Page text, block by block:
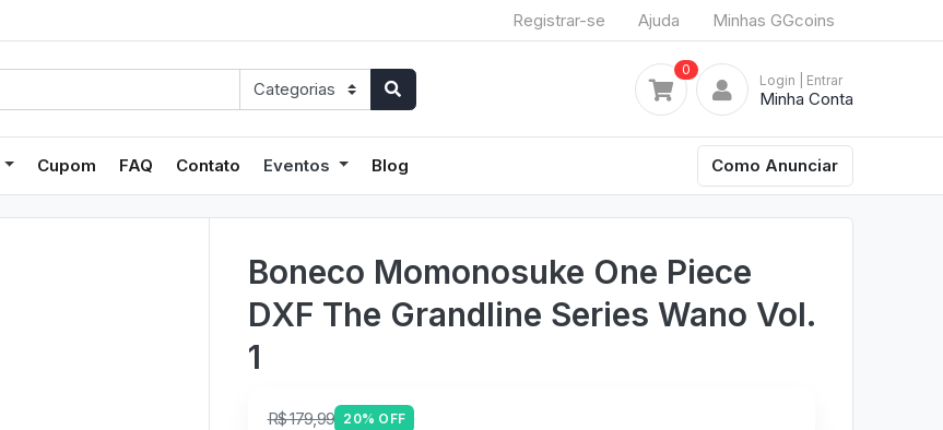
Registrar-se Ajuda Minhas GGcoins
0
Login | Entrar
Minha Conta
Cupom FAQ Contato Eventos Blog Como Anunciar
Boneco Momonosuke One Piece
DXF The Grandline Series Wano Vol.
1
R$ 179,99 20% OFF